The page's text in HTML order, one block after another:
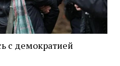
с демократией